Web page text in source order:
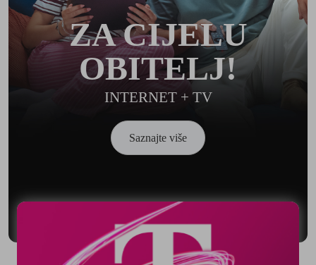
ZA CIJELU
OBITELJ!
INTERNET + TV
Saznajte više